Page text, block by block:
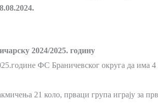
2024/2025. годину
ФС Браничевског округа да има 4
21 коло, прваци група играју за